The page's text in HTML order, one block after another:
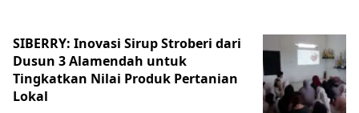
SIBERRY: Inovasi Sirup Stroberi dari
Dusun 3 Alamendah untuk
Tingkatkan Nilai Produk Pertanian
Lokal